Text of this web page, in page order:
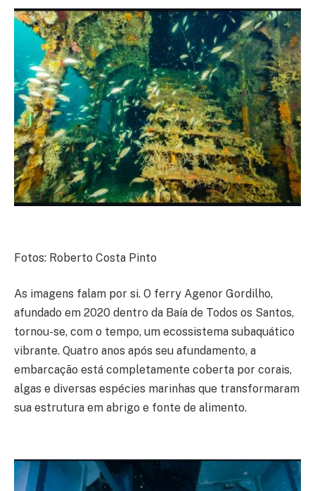
Fotos: Roberto Costa Pinto
As imagens falam por si. O ferry Agenor Gordilho,
afundado em 2020 dentro da Baía de Todos os Santos,
tornou-se, com o tempo, um ecossistema subaquático
vibrante. Quatro anos após seu afundamento, a
embarcação está completamente coberta por corais,
algas e diversas espécies marinhas que transformaram
sua estrutura em abrigo e fonte de alimento.